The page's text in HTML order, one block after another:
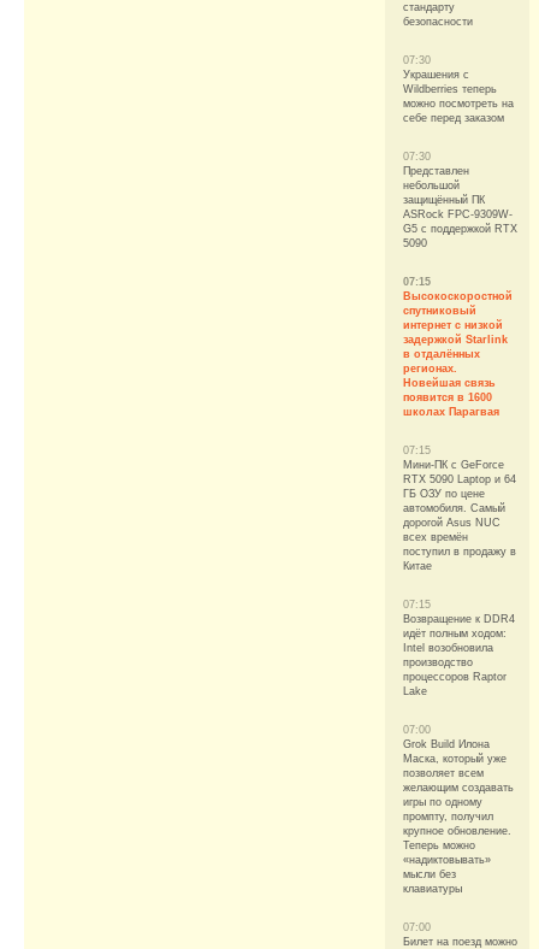
стандарту
безопасности
07:30
Украшения с
Wildberries теперь
можно посмотреть на
себе перед заказом
07:30
Представлен
небольшой
защищённый ПК
ASRock FPC-9309W-
G5 с поддержкой RTX
5090
07:15
Высокоскоростной
спутниковый
интернет с низкой
задержкой Starlink
в отдалённых
регионах.
Новейшая связь
появится в 1600
школах Парагвая
07:15
Мини-ПК с GeForce
RTX 5090 Laptop и 64
ГБ ОЗУ по цене
автомобиля. Самый
дорогой Asus NUC
всех времён
поступил в продажу в
Китае
07:15
Возвращение к DDR4
идёт полным ходом:
Intel возобновила
производство
процессоров Raptor
Lake
07:00
Grok Build Илона
Маска, который уже
позволяет всем
желающим создавать
игры по одному
промпту, получил
крупное обновление.
Теперь можно
«надиктовывать»
мысли без
клавиатуры
07:00
Билет на поезд можно